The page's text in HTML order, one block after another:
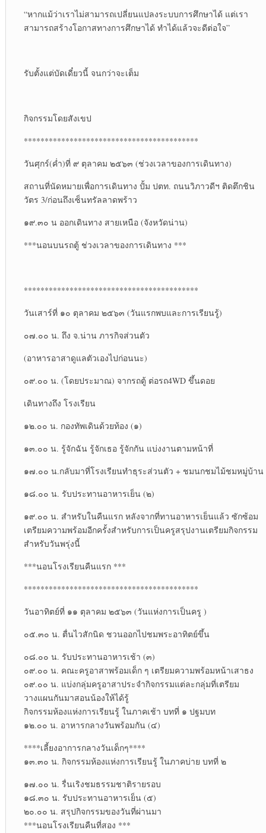
“หากแม้ว่าเราไม่สามารถเปลี่ยนแปลงระบบการศึกษาได้ แต่เรา
สามารถสร้างโอกาสทางการศึกษาได้ ทำได้แล้วจะดีต่อใจ”
รับตั้งแต่บัดเดี๋ยวนี้ จนกว่าจะเต็ม
กิจกรรมโดยสังเขป
******************************************
วันศุกร์(ค่ำ)ที่ ๙ ตุลาคม ๒๕๖๓ (ช่วงเวลาของการเดินทาง)
สถานที่นัดหมายเพื่อการเดินทาง ปั้ม ปตท. ถนนวิภาวดีฯ ติดตึกชิน
วัตร 3/ก่อนถึงเซ็นทรัลลาดพร้าว
๑๙.๓๐ น ออกเดินทาง สายเหนือ (จังหวัดน่าน)
***นอนบนรถตู้ ช่วงเวลาของการเดินทาง ***
******************************************
วันเสาร์ที่ ๑๐ ตุลาคม ๒๕๖๓ (วันแรกพบและการเรียนรู้)
๐๗.๐๐ น. ถึง จ.น่าน ภารกิจส่วนตัว
(อาหารอาสาดูแลตัวเองไปก่อนนะ)
๐๙.๐๐ น. (โดยประมาณ) จากรถตู้ ต่อรถ4WD ขึ้นดอย
เดินทางถึง โรงเรียน
๑๒.๐๐ น. กองทัพเดินด้วยท้อง (๑)
๑๓.๐๐ น. รู้จักฉัน รู้จักเธอ รู้จักกัน แบ่งงานตามหน้าที่
๑๗.๐๐ น.กลับมาที่โรงเรียนทำธุระส่วนตัว + ชมนกชมไม้ชมหมู่บ้าน
๑๘.๐๐ น. รับประทานอาหารเย็น (๒)
๑๙.๐๐ น. สำหรับในคืนแรก หลังจากที่ทานอาหารเย็นแล้ว ซักซ้อม
เตรียมความพร้อมอีกครั้งสำหรับการเป็นครูสรุปงานเตรียมกิจกรรม
สำหรับวันพรุ่งนี้
***นอนโรงเรียนคืนแรก ***
******************************************
วันอาทิตย์ที่ ๑๑ ตุลาคม ๒๕๖๓ (วันแห่งการเป็นครู )
๐๕.๓๐ น. ตื่นไวสักนิด ชวนออกไปชมพระอาทิตย์ขึ้น
๐๘.๐๐ น. รับประทานอาหารเช้า (๓)
๐๙.๐๐ น. คณะครูอาสาพร้อมเด็ก ๆ เตรียมความพร้อมหน้าเสาธง
๐๙.๐๐ น. แบ่งกลุ่มครูอาสาประจำกิจกรรมแต่ละกลุ่มที่เตรียม
วางแผนกันมาสอนน้องให้ได้รู้
กิจกรรมห้องแห่งการเรียนรู้ ในภาคเช้า บทที่ ๑ ปฐมบท
๑๒.๐๐ น. อาหารกลางวันพร้อมกัน (๔)
****เลี้ยงอาการกลางวันเด็กๆ****
๑๓.๓๐ น. กิจกรรมห้องแห่งการเรียนรู้ ในภาคบ่าย บทที่ ๒
๑๗.๐๐ น. รื่นเริงชมธรรมชาติรายรอบ
๑๘.๓๐ น. รับประทานอาหารเย็น (๕)
๒๐.๐๐ น. สรุปกิจกรรมของวันที่ผ่านมา
***นอนโรงเรียนคืนที่สอง ***